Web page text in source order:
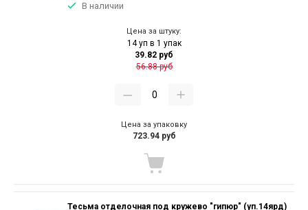
В наличии
Цена за штуку:
14 уп в 1 упак
39.82 руб
56.88 руб
Цена за упаковку
723.94 руб
Тесьма отделочная под кружево "гипюр" (уп.14ярд)